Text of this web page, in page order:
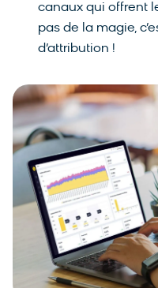
canaux qui offrent
pas de la magie,
d’attribution !